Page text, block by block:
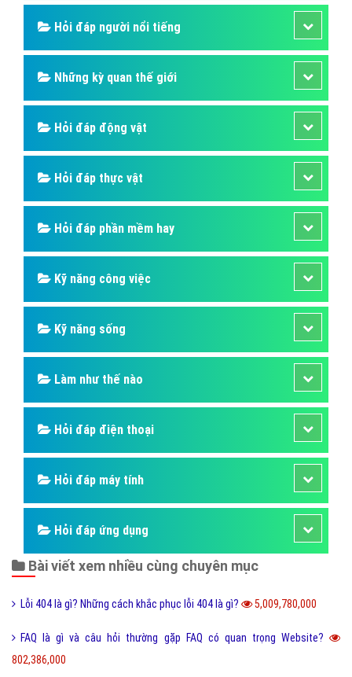
Hỏi đáp người nổi tiếng
Những kỳ quan thế giới
Hỏi đáp động vật
Hỏi đáp thực vật
Hỏi đáp phần mềm hay
Kỹ năng công việc
Kỹ năng sống
Làm như thế nào
Hỏi đáp điện thoại
Hỏi đáp máy tính
Hỏi đáp ứng dụng
Bài viết xem nhiều cùng chuyên mục
Lỗi 404 là gì? Những cách khắc phục lỗi 404 là gì? 5,009,780,000
FAQ là gì và câu hỏi thường gặp FAQ có quan trọng Website?
802,386,000